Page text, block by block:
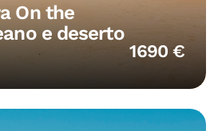
On the
e deserto
1690 €